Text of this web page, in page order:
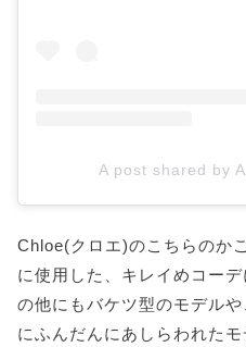
A post shared by
Chloe(クロエ)のこちらのか
に使用した、キレイめコー
の他にもバケツ型のモデル
にふんだんにあしらわれた